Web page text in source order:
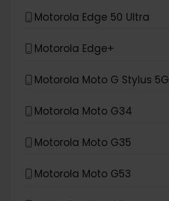
Motorola Edge 50 Ultra
Motorola Edge+
Motorola Moto G Stylus 5G
Motorola Moto G34
Motorola Moto G35
Motorola Moto G53